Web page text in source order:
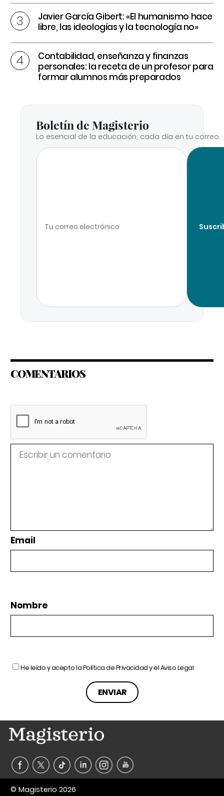
Javier García Gibert: «El humanismo hace
libre, las ideologías y la tecnología no»
Contabilidad, enseñanza y finanzas
personales: la receta de un profesor para
formar alumnos más preparados
Boletín de Magisterio
Lo esencial de la educación, cada día en tu correo.
COMENTARIOS
Email
Nombre
He leído y acepto laPolítica de Privacidady elAviso Legal
© Magisterio 2026